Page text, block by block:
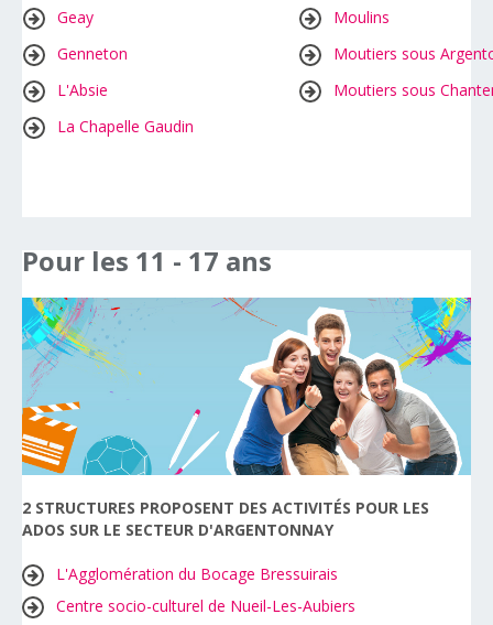
Geay
Moulins
Genneton
Moutiers sous
L'Absie
Moutiers sous
La Chapelle Gaudin
Pour les 11 - 17 ans
2 STRUCTURES PROPOSENT DES ACTIVITÉS POUR LES
ADOS SUR LE SECTEUR D'ARGENTONNAY
L'Agglomération du Bocage Bressuirais
Centre socio-culturel de Nueil-Les-Aubiers